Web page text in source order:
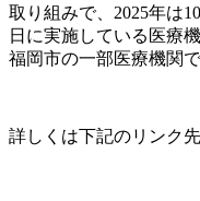
取り組みで、2025年は
日に実施している医療
福岡市の一部医療機関
詳しくは下記のリンク